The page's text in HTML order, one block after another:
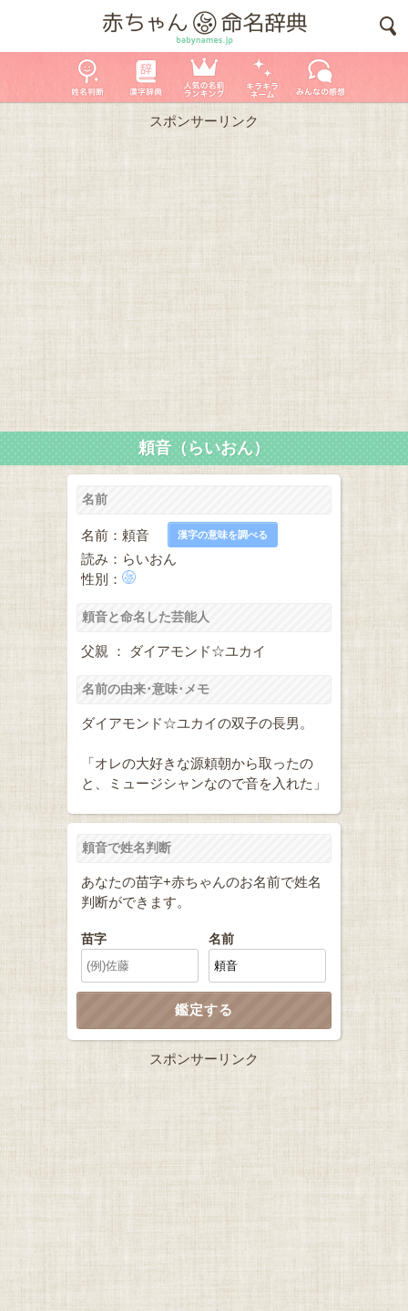
スポンサーリンク
頼音（らいおん）
名前
名前：頼音 漢字の意味を調べる
読み：らいおん
性別：
頼音と命名した芸能人
父親 ： ダイアモンド☆ユカイ
名前の由来･意味･メモ
ダイアモンド☆ユカイの双子の長男。
「オレの大好きな源頼朝から取ったの
と、ミュージシャンなので音を入れた」
頼音で姓名判断
あなたの苗字+赤ちゃんのお名前で姓名
判断ができます。
苗字 名前
スポンサーリンク